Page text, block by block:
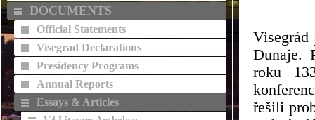
DOCUMENTS
Official Statements
Visegrad Declarations
Presidency Programs
Annual Reports
Essays & Articles
Dunaje.
roku
řešili